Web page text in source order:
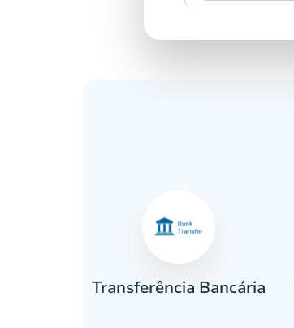
Transferência Bancária